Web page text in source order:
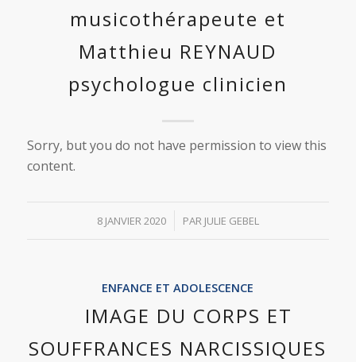
musicothérapeute et
Matthieu REYNAUD
psychologue clinicien
Sorry, but you do not have permission to view this
content.
8 JANVIER 2020
/ PAR JULIE GEBEL
ENFANCE ET ADOLESCENCE
IMAGE DU CORPS ET
SOUFFRANCES NARCISSIQUES